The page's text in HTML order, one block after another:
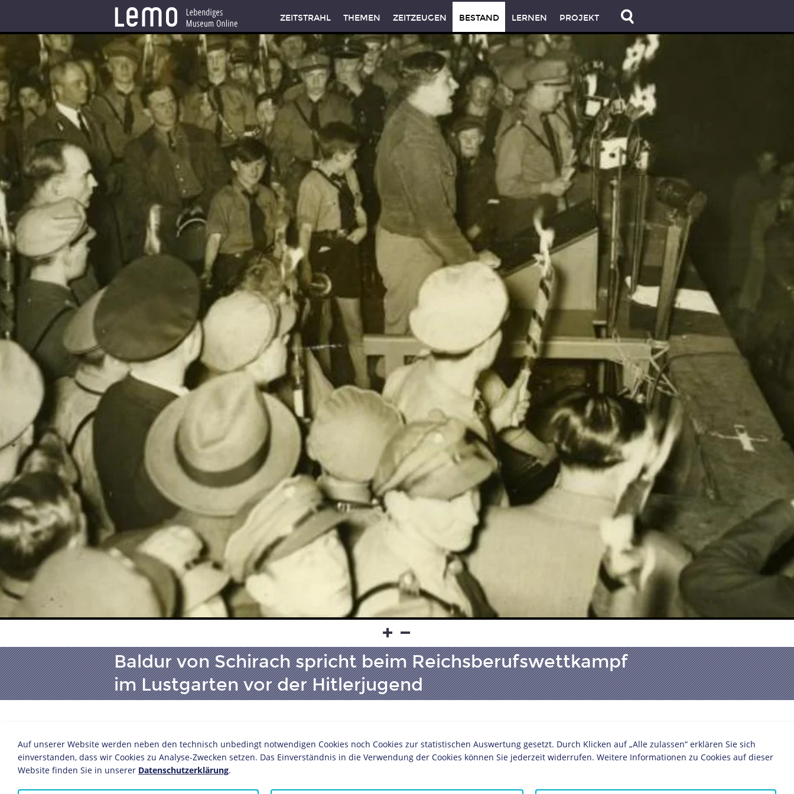
ZEITSTRAHL THEMEN ZEITZEUGEN BESTAND LERNEN PROJEKT
Baldur von Schirach spricht beim Reichsberufswettkampf
im Lustgarten vor der Hitlerjugend
Berlin, 15. April 1934
24 x 18,2 cm
Bildnachweis: Deutsches Historisches Museum, Berlin
Inv.-Nr.: BA 97/526
Hitlerjugend Politiker/in
Auf unserer Website werden neben den technisch unbedingt notwendigen Cookies noch Cookies zur statistischen Auswertung gesetzt. Durch Klicken auf „Alle zulassen“ erklären Sie sich
einverstanden, dass wir Cookies zu Analyse-Zwecken setzen. Das Einverständnis in die Verwendung der Cookies können Sie jederzeit widerrufen. Weitere Informationen zu Cookies auf dieser
Website finden Sie in unserer Datenschutzerklärung.